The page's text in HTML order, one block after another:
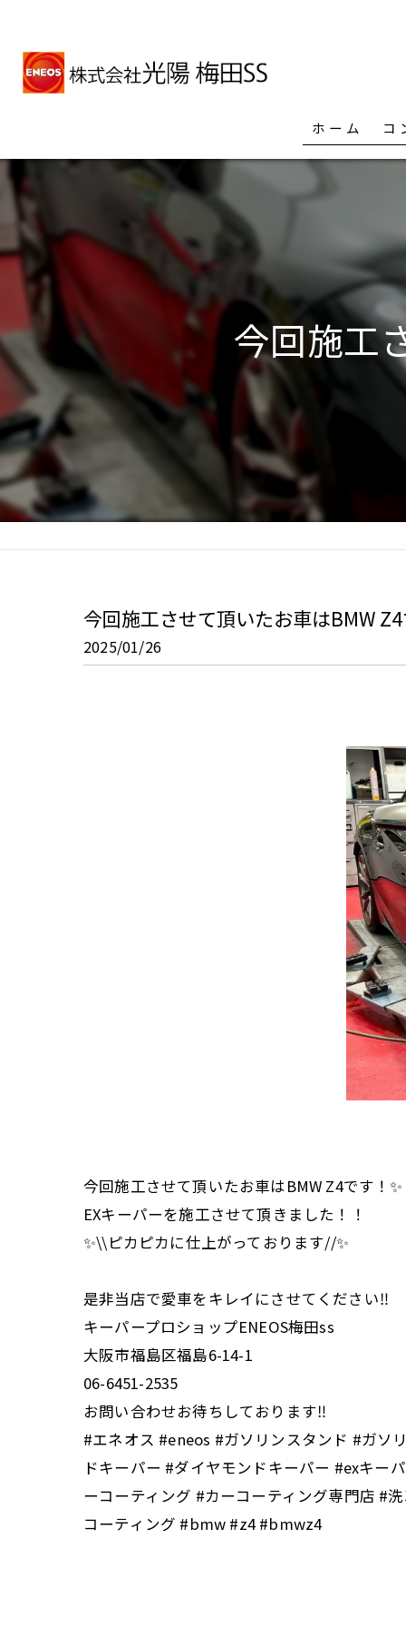
ホーム コ
今回施工
今回施工させて頂いたお車はBMW Z4
2025/01/26
今回施工させて頂いたお車はBMW Z4です！✨
EXキーパーを施工させて頂きました！！
✨\\ピカピカに仕上がっております//✨
是非当店で愛車をキレイにさせてください‼️
キーパープロショップENEOS梅田ss
大阪市福島区福島6-14-1
06-6451-2535
お問い合わせお待ちしております‼️
#エネオス #eneos #ガソリンスタンド #ガソ
ドキーパー #ダイヤモンドキーパー #exキー
ーコーティング #カーコーティング専門店 #
コーティング #bmw #z4 #bmwz4